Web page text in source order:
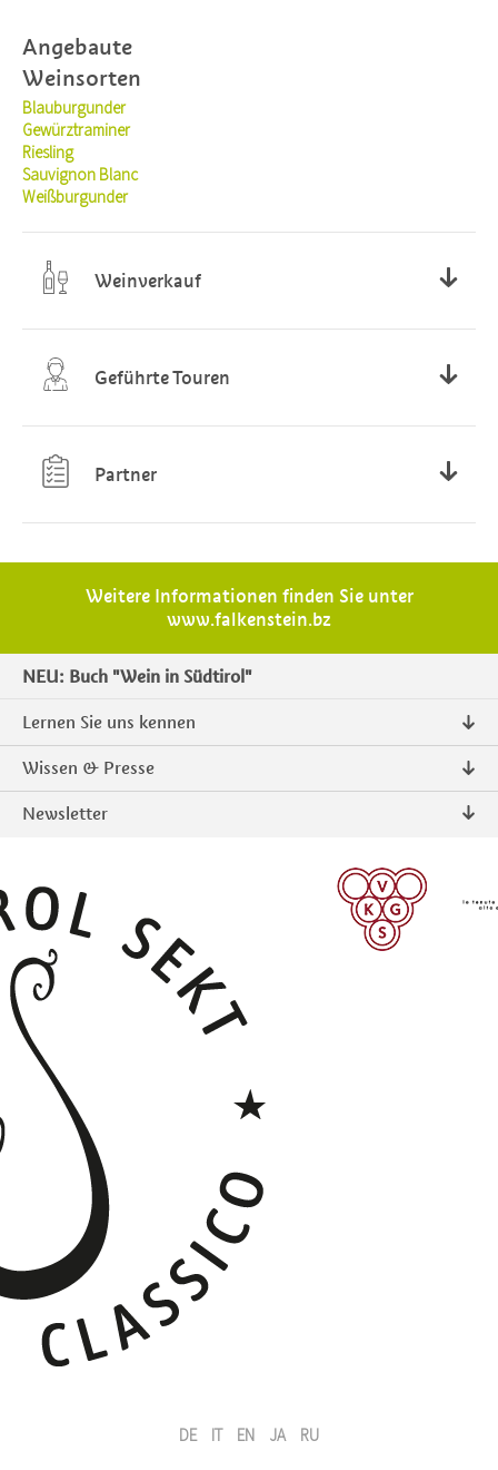
Angebaute
Weinsorten
Blauburgunder
Gewürztraminer
Riesling
Sauvignon Blanc
Weißburgunder
Weinverkauf
Nachmittags und am Samstag Vormittag auf Anfrage
Geführte Touren
Partner
LTD. Vinarte
Weitere Informationen finden Sie unter
www.falkenstein.bz
NEU: Buch "Wein in Südtirol"
Lernen Sie uns kennen
Über uns
Kontakt
Intranet
Wissen & Presse
Pressemitteilungen
Newsletter
DE IT EN JA RU